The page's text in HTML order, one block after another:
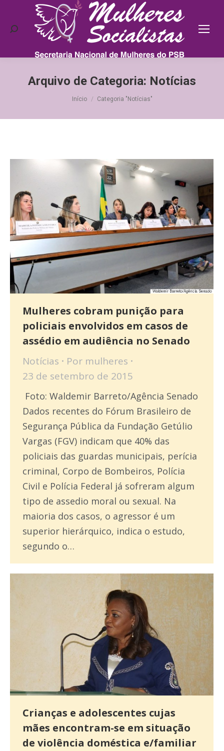
Search:
Arquivo de Categoria: Notícias
Você está aqui:
Início Categoria "Notícias"
Mulheres cobram punição para
policiais envolvidos em casos de
assédio em audiência no Senado
Notícias Por mulheres
23 de setembro de 2015
Foto: Waldemir Barreto/Agência Senado
Dados recentes do Fórum Brasileiro de
Segurança Pública da Fundação Getúlio
Vargas (FGV) indicam que 40% das
policiais das guardas municipais, perícia
criminal, Corpo de Bombeiros, Polícia
Civil e Polícia Federal já sofreram algum
tipo de assedio moral ou sexual. Na
maioria dos casos, o agressor é um
superior hierárquico, indica o estudo,
segundo o…
Crianças e adolescentes cujas
mães encontram-se em situação
de violência doméstica e/familiar